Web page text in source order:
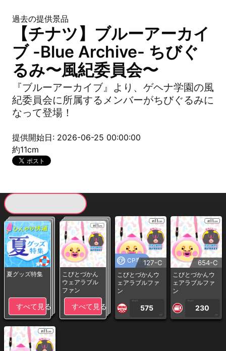
過去の提供景品
【チナツ】ブルーアーカイ
ブ -Blue Archive- ちびぐ
るみ〜風紀委員会〜
『ブルーアーカイブ』より、ゲヘナ学園の風
紀委員会に所属するメンバーがちびぐるみに
なって登場！
提供開始日: 2026-06-25 00:00:00
約11cm
夏グッズ特集
すべて見る
こびとづかん
ウェアラブル
ファン
すべて見る
CP専用127-C
こびとづかんウ
ェアラブルファ
ン
1PLAY
575
CP
654-C
こびとづかんウ
ェアラブルファ
ン
1PLAY
230
CP